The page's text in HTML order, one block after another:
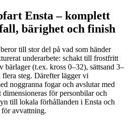
Ensta – komplett
bärighet och finish
till stor del på vad som händer
underarbete: schakt till frostfritt
bärlager (t.ex. kross 0–32), sättsand 3–
steg. Därefter lägger vi
noggranna fogar och avslutar med
för personbilar och
till lokala förhållanden i Ensta och
för avvattning.